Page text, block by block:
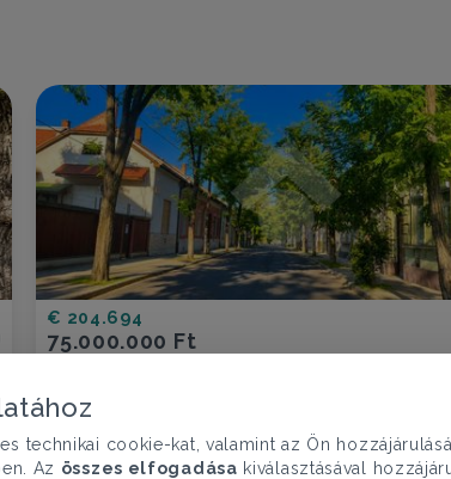
€ 204.694
75.000.000 Ft
Budapest IV. ker., Baross utca - Újpest
109 nm
technikai cookie-kat, valamint az Ön
Az összes elfogadása kiválasztásával